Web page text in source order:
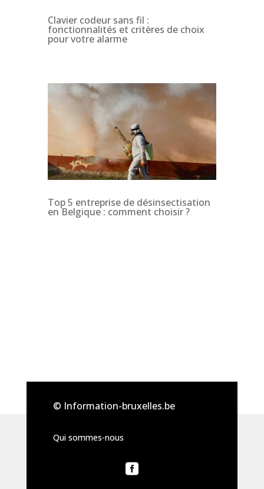
Clavier codeur sans fil :
fonctionnalités et critères de choix
pour votre alarme
Top 5 entreprise de désinsectisation
en Belgique : comment choisir ?
© Information-bruxelles.be
Qui sommes-nous
